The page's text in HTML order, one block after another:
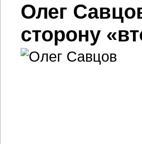
Олег
сторону